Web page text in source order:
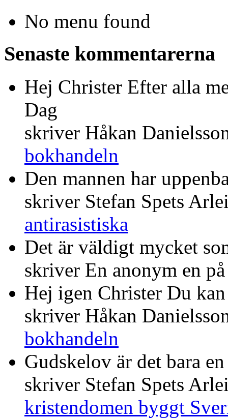
No menu found
Senaste kommentarerna
Hej Christer Efter alla
Dag
skriver Håkan
bokhandeln
Den mannen har
skriver Stefan Spets
antirasistiska
Det är väldigt mycket
skriver En anonym en
Hej igen Christer Du
skriver Håkan
bokhandeln
Gudskelov är det bara
skriver Stefan Spets
kristendomen byggt